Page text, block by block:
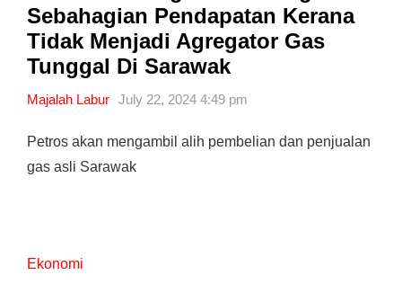
Sebahagian Pendapatan Kerana
Tidak Menjadi Agregator Gas
Tunggal Di Sarawak
Majalah Labur July 22, 2024 4:49 pm
Petros akan mengambil alih pembelian dan penjualan
gas asli Sarawak
Ekonomi